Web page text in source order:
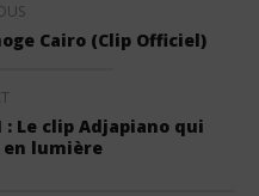
Cairo (Clip Officiel)
: Le clip Adjapiano qui
lumière